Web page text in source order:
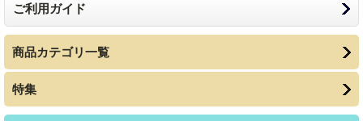
ご利用ガイド
商品カテゴリ一覧
特集